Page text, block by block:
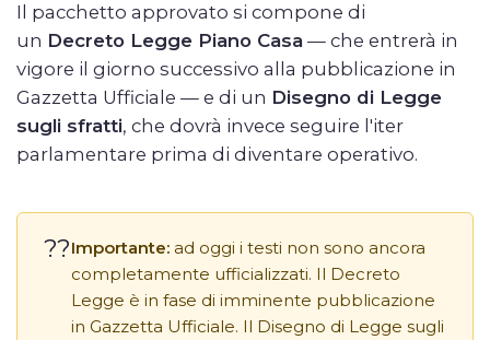
Il pacchetto approvato si compone di
un Decreto Legge Piano Casa — che entrerà in
vigore il giorno successivo alla pubblicazione in
Gazzetta Ufficiale — e di un Disegno di Legge
sugli sfratti, che dovrà invece seguire l'iter
parlamentare prima di diventare operativo.
??Importante: ad oggi i testi non sono ancora
completamente ufficializzati. Il Decreto
Legge è in fase di imminente pubblicazione
in Gazzetta Ufficiale. Il Disegno di Legge sugli